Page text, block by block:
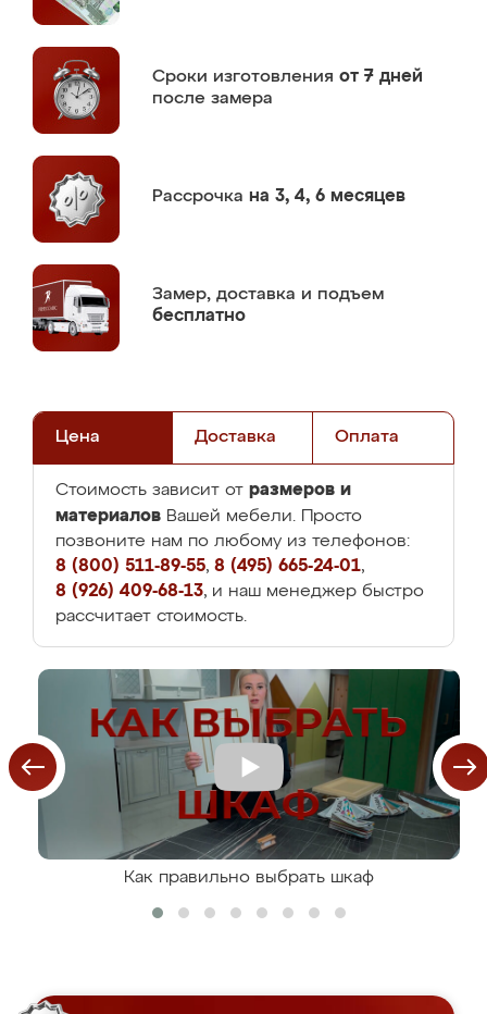
Сроки изготовления от 7 дней
после замера
Рассрочка на 3, 4, 6 месяцев
Замер, доставка и подъем
бесплатно
Цена Доставка Оплата
Стоимость зависит от размеров и
материалов Вашей мебели. Просто
позвоните нам по любому из телефонов:
8 (800) 511-89-55, 8 (495) 665-24-01,
8 (926) 409-68-13, и наш менеджер быстро
рассчитает стоимость.
Как правильно выбрать шкаф